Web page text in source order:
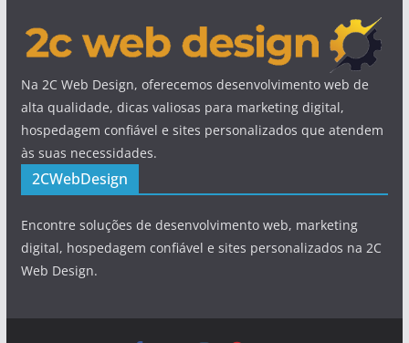
Na 2C Web Design, oferecemos desenvolvimento web de
alta qualidade, dicas valiosas para marketing digital,
hospedagem confiável e sites personalizados que atendem
às suas necessidades.
2CWebDesign
Encontre soluções de desenvolvimento web, marketing
digital, hospedagem confiável e sites personalizados na 2C
Web Design.